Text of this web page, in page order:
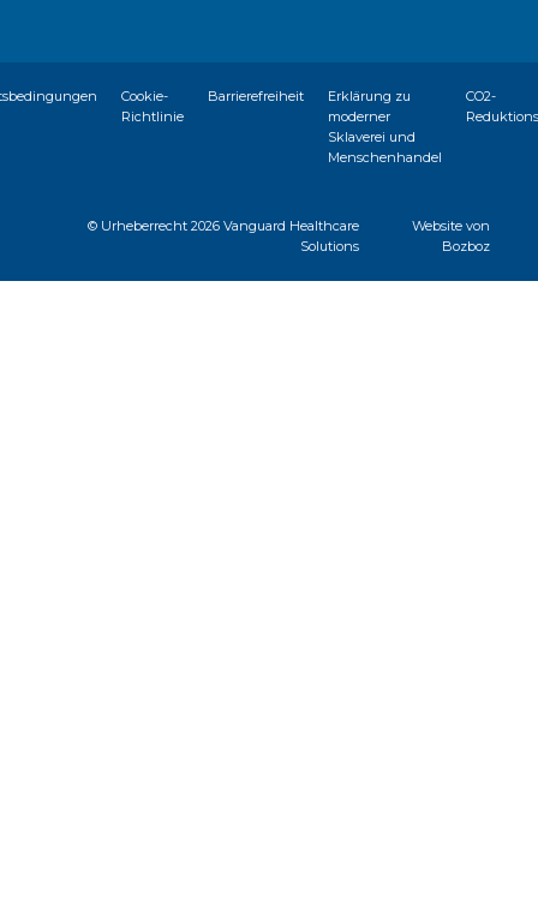
Cookie-
Richtlinie
Barrierefreiheit
Erklärung zu
moderner
Sklaverei und
Menschenhandel
CO2-
© Urheberrecht2026 Vanguard Healthcare
Solutions
Website von
Bozboz